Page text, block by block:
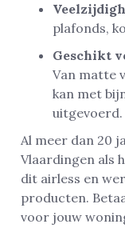
plafonds,
Geschikt
Van matte
kan met
uitgevoerd.
Al meer dan 20
Vlaardingen als
dit airless en
producten.
voor jouw